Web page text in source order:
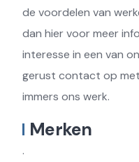
de voordelen van
dan hier voor meer
interesse in een van
gerust contact op
immers ons werk.
Merken
.